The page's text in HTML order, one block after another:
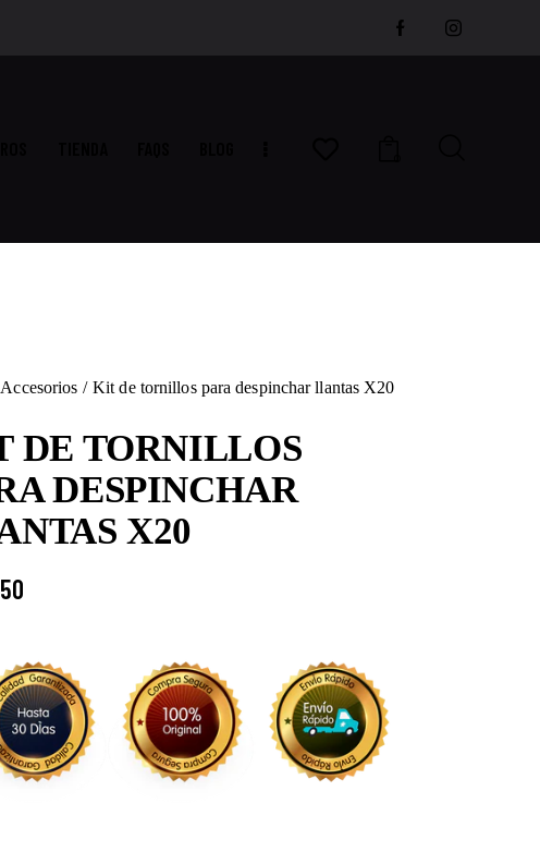
Accesorios Kit de tornillos para despinchar llantas X20
DE TORNILLOS
DESPINCHAR
X20